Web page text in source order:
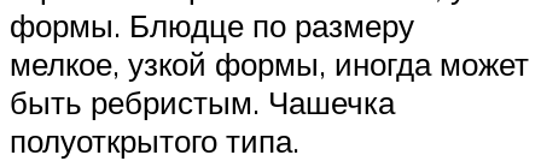
формы. Блюдце по размеру
мелкое, узкой формы, иногда может
быть ребристым. Чашечка
полуоткрытого типа.